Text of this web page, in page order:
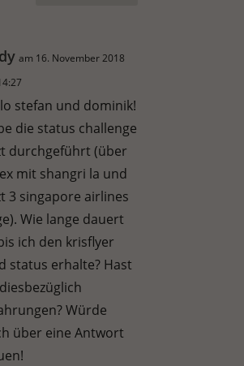
am 16. November 2018
stefan und dominik!
die status challenge
durchgeführt (über
mit shangri la und
3 singapore airlines
Wie lange dauert
ich den krisflyer
status erhalte? Hast
Würde
über eine Antwort